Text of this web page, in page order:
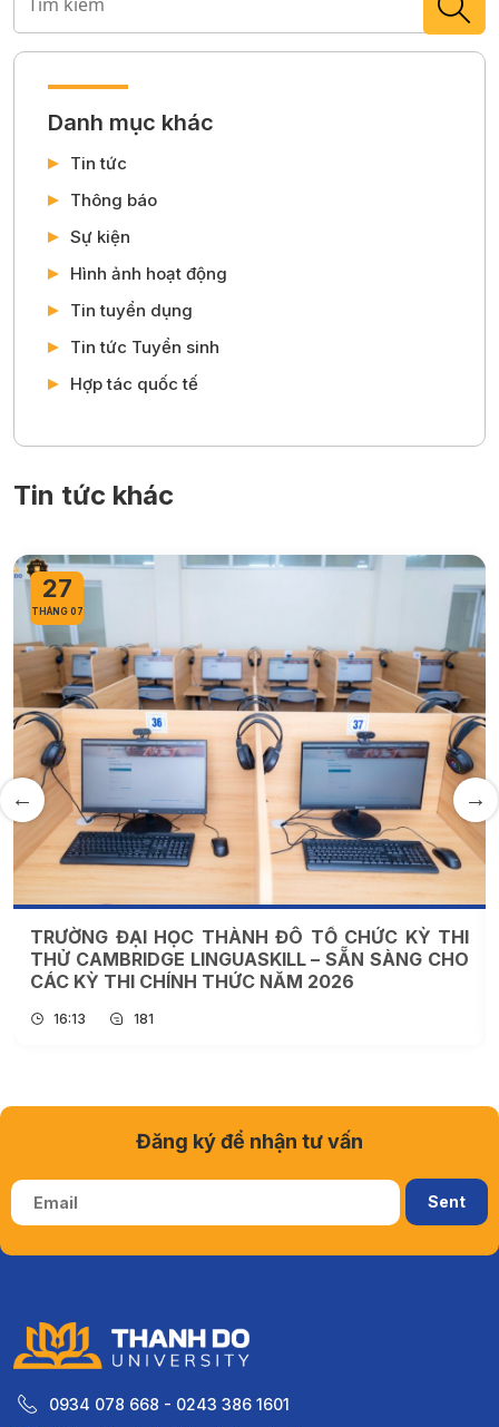
Danh mục khác
Tin tức
Thông báo
Sự kiện
Hình ảnh hoạt động
Tin tuyển dụng
Tin tức Tuyển sinh
Hợp tác quốc tế
Tin tức khác
27
THÁNG 07
TRƯỜNG ĐẠI HỌC THÀNH ĐÔ TỔ CHỨC KỲ THI
THỬ CAMBRIDGE LINGUASKILL – SẴN SÀNG CHO
CÁC KỲ THI CHÍNH THỨC NĂM 2026
16:13 181
0934 078 668 - 0243 386 1601
Đăng ký để nhận tư vấn